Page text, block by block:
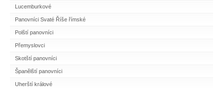
Lucemburkové
Panovníci Svaté Říše římské
Polští panovníci
Přemyslovci
Skotští panovníci
Španělští panovníci
Uherští králové